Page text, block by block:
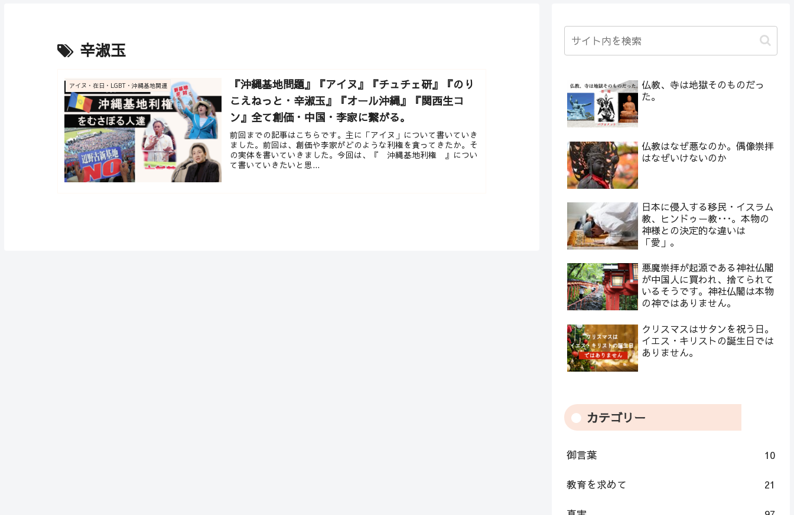
辛淑玉
アイヌ・在日・LGBT・沖縄基地関連
『沖縄基地問題』『アイヌ』『チュチェ研』『のり
こえねっと・辛淑玉』『オール沖縄』『関西生コ
ン』全て創価・中国・李家に繋がる。
前回までの記事はこちらです。主に「アイヌ」について書いていき
ました。前回は、創価や李家がどのような利権を貪ってきたか。そ
の実体を書いていきました。今回は、『 沖縄基地利権 』につい
て書いていきたいと思...
仏教、寺は地獄そのものだっ
た。
仏教はなぜ悪なのか。偶像崇拝
はなぜいけないのか
日本に侵入する移民・イスラム
教、ヒンドゥー教･･･。本物の
神様との決定的な違いは
「愛」。
悪魔崇拝が起源である神社仏閣
が中国人に買われ、捨てられて
いるそうです。神社仏閣は本物
の神ではありません。
クリスマスはサタンを祝う日。
イエス・キリストの誕生日では
ありません。
カテゴリー
御言葉 10
教育を求めて 21